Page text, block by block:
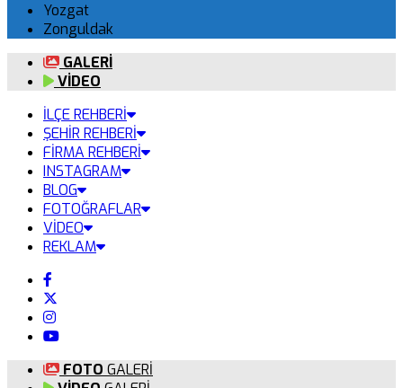
Yozgat
Zonguldak
GALERİ
VİDEO
İLÇE REHBERİ
ŞEHİR REHBERİ
FİRMA REHBERİ
INSTAGRAM
BLOG
FOTOĞRAFLAR
VİDEO
REKLAM
FOTO GALERİ